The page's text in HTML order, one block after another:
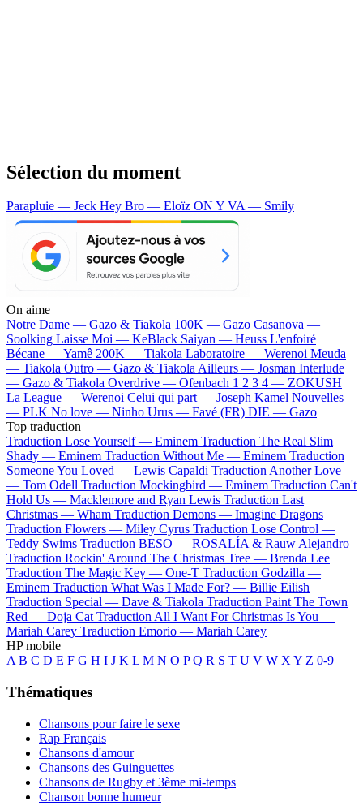
Sélection du moment
Parapluie — Jeck Hey Bro — Eloïz ON Y VA — Smily
On aime
Notre Dame — Gazo & Tiakola 100K — Gazo Casanova —
Soolking Laisse Moi — KeBlack Saiyan — Heuss L'enfoiré
Bécane —Yamê 200K — Tiakola Laboratoire — Werenoi Meuda
— Tiakola Outro — Gazo & TiakolaAilleurs — Josman Interlude
— Gazo & Tiakola Overdrive — Ofenbach 1 2 3 4 — ZOKUSH
La League — Werenoi Celui qui part — Joseph Kamel Nouvelles
— PLK No love — Ninho Urus — Favé (FR) DIE — Gazo
Top traduction
Traduction Lose Yourself — Eminem Traduction The Real Slim
Shady — Eminem Traduction Without Me — Eminem Traduction
Someone You Loved — Lewis Capaldi Traduction Another Love
— Tom Odell Traduction Mockingbird — Eminem Traduction Can't
Hold Us — Macklemore and Ryan Lewis Traduction Last
Christmas — Wham Traduction Demons — Imagine Dragons
Traduction Flowers — Miley Cyrus Traduction Lose Control —
Teddy Swims Traduction BESO — ROSALÍA & Rauw Alejandro
Traduction Rockin' Around The Christmas Tree — Brenda Lee
Traduction The Magic Key — One-T Traduction Godzilla —
Eminem Traduction What Was I Made For? — Billie Eilish
Traduction Special — Dave & Tiakola Traduction Paint The Town
Red — Doja Cat Traduction All I Want For Christmas Is You —
Mariah Carey Traduction Emorio — Mariah Carey
HP mobile
A B C D E F G H I J K L M N O P Q R S T U V W XY Z 0-9
Thématiques
Chansons pour faire le sexe
Rap Français
Chansons d'amour
Chansons des Guinguettes
Chansons de Rugby et 3ème mi-temps
Chanson bonne humeur